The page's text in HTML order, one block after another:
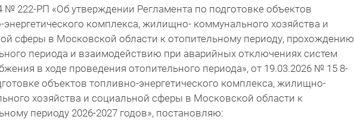
№ 222-РП «Об утверждении Регламента по подготовке объектов
энергетического комплекса, жилищно- коммунального хозяйства и
сферы в Московской области к отопительному периоду, прохождению
периода и взаимодействию при аварийных отключениях систем
в ходе проведения отопительного периода», от 19.03.2026 № 15 8-
объектов топливно-энергетического комплекса, жилищно-
хозяйства и социальной сферы в Московской области к
периоду 2026-2027 годов», постановляю: